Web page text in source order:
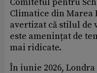
Climatice din Marea
avertizat că stilul de
este amenințat de
mai ridicate.
În iunie 2026,